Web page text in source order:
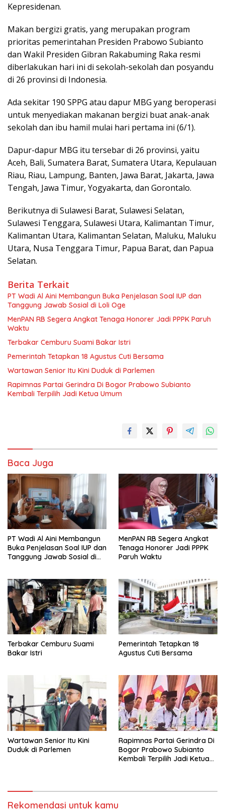
Kepresidenan.
Makan bergizi gratis, yang merupakan program
prioritas pemerintahan Presiden Prabowo Subianto
dan Wakil Presiden Gibran Rakabuming Raka resmi
diberlakukan hari ini di sekolah-sekolah dan posyandu
di 26 provinsi di Indonesia.
Ada sekitar 190 SPPG atau dapur MBG yang beroperasi
untuk menyediakan makanan bergizi buat anak-anak
sekolah dan ibu hamil mulai hari pertama ini (6/1).
Dapur-dapur MBG itu tersebar di 26 provinsi, yaitu
Aceh, Bali, Sumatera Barat, Sumatera Utara, Kepulauan
Riau, Riau, Lampung, Banten, Jawa Barat, Jakarta, Jawa
Tengah, Jawa Timur, Yogyakarta, dan Gorontalo.
Berikutnya di Sulawesi Barat, Sulawesi Selatan,
Sulawesi Tenggara, Sulawesi Utara, Kalimantan Timur,
Kalimantan Utara, Kalimantan Selatan, Maluku, Maluku
Utara, Nusa Tenggara Timur, Papua Barat, dan Papua
Selatan.
Berita Terkait
PT Wadi Al Aini Membangun Buka Penjelasan Soal IUP dan
Tanggung Jawab Sosial di Loli Oge
MenPAN RB Segera Angkat Tenaga Honorer Jadi PPPK Paruh
Waktu
Terbakar Cemburu Suami Bakar Istri
Pemerintah Tetapkan 18 Agustus Cuti Bersama
Wartawan Senior Itu Kini Duduk di Parlemen
Rapimnas Partai Gerindra Di Bogor Prabowo Subianto
Kembali Terpilih Jadi Ketua Umum
Baca Juga
PT Wadi Al Aini Membangun
Buka Penjelasan Soal IUP dan
Tanggung Jawab Sosial di
MenPAN RB Segera Angkat
Tenaga Honorer Jadi PPPK
Paruh Waktu
Terbakar Cemburu Suami
Bakar Istri
Pemerintah Tetapkan 18
Agustus Cuti Bersama
Wartawan Senior Itu Kini
Duduk di Parlemen
Rapimnas Partai Gerindra Di
Bogor Prabowo Subianto
Kembali Terpilih Jadi Ketua
Rekomendasi untuk kamu